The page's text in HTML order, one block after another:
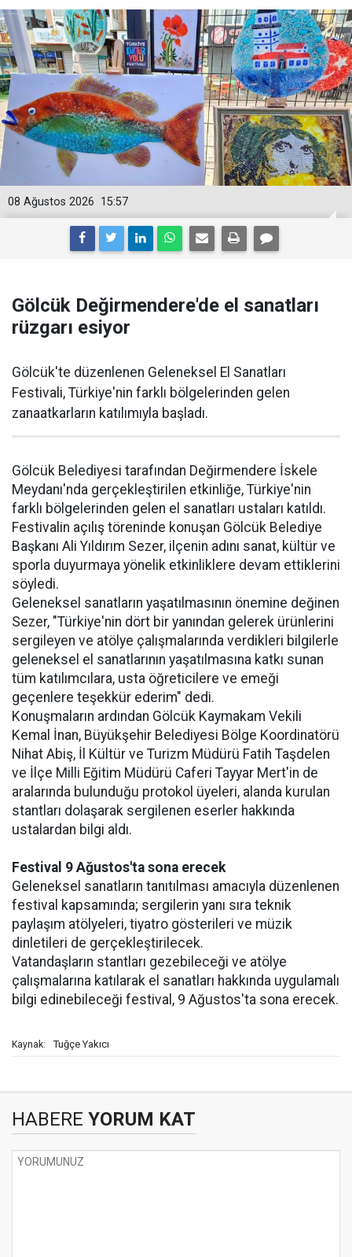
15:57
08 Ağustos 2026
Gölcük Değirmendere'de el sanatları
rüzgarı esiyor
Gölcük'te düzenlenen Geleneksel El Sanatları
Festivali, Türkiye'nin farklı bölgelerinden gelen
zanaatkarların katılımıyla başladı.
Gölcük Belediyesi tarafından Değirmendere İskele
Meydanı'nda gerçekleştirilen etkinliğe, Türkiye'nin
farklı bölgelerinden gelen el sanatları ustaları katıldı.
Festivalin açılış töreninde konuşan Gölcük Belediye
Başkanı Ali Yıldırım Sezer, ilçenin adını sanat, kültür ve
sporla duyurmaya yönelik etkinliklere devam ettiklerini
söyledi.
Geleneksel sanatların yaşatılmasının önemine değinen
Sezer, "Türkiye'nin dört bir yanından gelerek ürünlerini
sergileyen ve atölye çalışmalarında verdikleri bilgilerle
geleneksel el sanatlarının yaşatılmasına katkı sunan
tüm katılımcılara, usta öğreticilere ve emeği
geçenlere teşekkür ederim" dedi.
Konuşmaların ardından Gölcük Kaymakam Vekili
Kemal İnan, Büyükşehir Belediyesi Bölge Koordinatörü
Nihat Abiş, İl Kültür ve Turizm Müdürü Fatih Taşdelen
ve İlçe Milli Eğitim Müdürü Caferi Tayyar Mert'in de
aralarında bulunduğu protokol üyeleri, alanda kurulan
stantları dolaşarak sergilenen eserler hakkında
ustalardan bilgi aldı.
Festival 9 Ağustos'ta sona erecek
Geleneksel sanatların tanıtılması amacıyla düzenlenen
festival kapsamında; sergilerin yanı sıra teknik
paylaşım atölyeleri, tiyatro gösterileri ve müzik
dinletileri de gerçekleştirilecek.
Vatandaşların stantları gezebileceği ve atölye
çalışmalarına katılarak el sanatları hakkında uygulamalı
bilgi edinebileceği festival, 9 Ağustos'ta sona erecek.
Kaynak: Tuğçe Yakıcı
HABERE YORUM KAT